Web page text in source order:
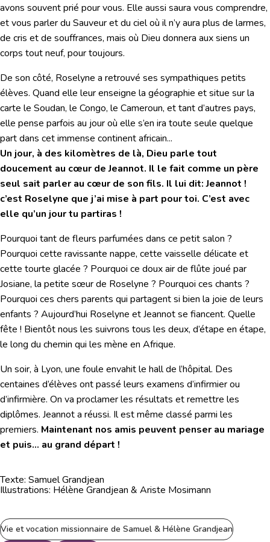
avons souvent prié pour vous. Elle aussi saura vous comprendre,
et vous parler du Sauveur et du ciel où il n’y aura plus de larmes,
de cris et de souffrances, mais où Dieu donnera aux siens un
corps tout neuf, pour toujours.
De son côté, Roselyne a retrouvé ses sympathiques petits
élèves. Quand elle leur enseigne la géographie et situe sur la
carte le Soudan, le Congo, le Cameroun, et tant d’autres pays,
elle pense parfois au jour où elle s’en ira toute seule quelque
part dans cet immense continent africain...
Un jour, à des kilomètres de là, Dieu parle tout
doucement au cœur de Jeannot. Il le fait comme un père
seul sait parler au cœur de son fils. Il lui dit: Jeannot !
c’est Roselyne que j’ai mise à part pour toi. C’est avec
elle qu’un jour tu partiras !
Pourquoi tant de fleurs parfumées dans ce petit salon ?
Pourquoi cette ravissante nappe, cette vaisselle délicate et
cette tourte glacée ? Pourquoi ce doux air de flûte joué par
Josiane, la petite sœur de Roselyne ? Pourquoi ces chants ?
Pourquoi ces chers parents qui partagent si bien la joie de leurs
enfants ? Aujourd’hui Roselyne et Jeannot se fiancent. Quelle
fête ! Bientôt nous les suivrons tous les deux, d’étape en étape,
le long du chemin qui les mène en Afrique.
Un soir, à Lyon, une foule envahit le hall de l’hôpital. Des
centaines d’élèves ont passé leurs examens d’infirmier ou
d’infirmière. On va proclamer les résultats et remettre les
diplômes. Jeannot a réussi. Il est même classé parmi les
premiers. Maintenant nos amis peuvent penser au mariage
et puis... au grand départ !
Texte: Samuel Grandjean
Illustrations: Hélène Grandjean & Ariste Mosimann
Vie et vocation missionnaire de Samuel & Hélène Grandjean